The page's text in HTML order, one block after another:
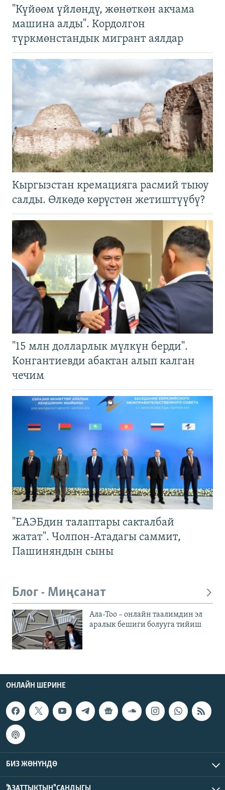
"Күйөөм үйлөндү, жөнөткөн акчама
машина алды". Кордолгон
түркмөнстандык мигрант аялдар
Кыргызстан кремацияга расмий тыюу
салды. Өлкөдө көрүстөн жетиштүүбү?
"15 млн долларлык мүлкүн берди".
Конгантиевди абактан алып калган
чечим
"ЕАЭБдин талаптары сакталбай
жатат". Чолпон-Атадагы саммит,
Пашиняндын сыны
Блог - Миңсанат
Ала-Тоо – онлайн таалимдин эл
аралык бешиги болууга тийиш
ОНЛАЙН ШЕРИНЕ
БИЗ ЖӨНҮНДӨ
"АЗАТТЫКТЫН" САНДЫГЫ